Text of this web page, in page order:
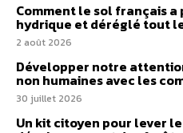
Comment le sol français a
hydrique et déréglé tout
2 août 2026
Développer notre
non humaines avec les
30 juillet 2026
Un kit citoyen pour lever